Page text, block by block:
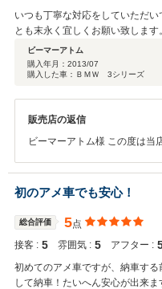
いつも丁寧な対応をしていただ
とも末永く宜しくお願い致します。
ビーマーアトム
購入年月： 2013/07
購入した車：ＢＭＷ 3シリーズ
販売店の返信
ビーマーアトム様 この度は当店のクチコミを投稿していただき、誠に
の際も是非当店までお声かけ
初のアメ車でも安心！
総合評価 5点
接客 : 5 雰囲気 : 5 アフター :
初めてのアメ車ですが、納車す
して納車！たいへん安心が出来